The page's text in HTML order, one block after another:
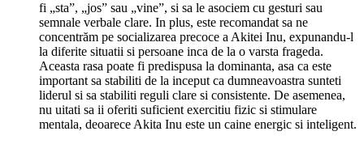
fi „sta”, „jos” sau „vine”, si sa le asociem cu gesturi sau
semnale verbale clare. In plus, este recomandat sa ne
concentrăm pe socializarea precoce a Akitei Inu, expunandu-l
la diferite situatii si persoane inca de la o varsta frageda.
Aceasta rasa poate fi predispusa la dominanta, asa ca este
important sa stabiliti de la inceput ca dumneavoastra sunteti
liderul si sa stabiliti reguli clare si consistente. De asemenea,
nu uitati sa ii oferiti suficient exercitiu fizic si stimulare
mentala, deoarece Akita Inu este un caine energic si inteligent.